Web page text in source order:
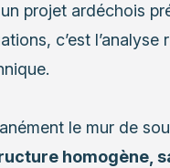
projet ardéchois
c’est l’analyse
le mur de
homogène,